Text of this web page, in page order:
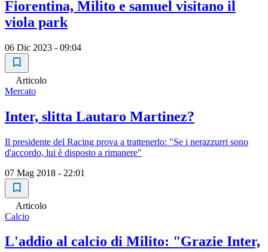
Fiorentina, Milito e samuel visitano il
viola park
06 Dic 2023 - 09:04
Articolo
Mercato
Inter, slitta Lautaro Martinez?
Il presidente del Racing prova a trattenerlo: "Se i nerazzurri sono
d'accordo, lui è disposto a rimanere"
07 Mag 2018 - 22:01
Articolo
Calcio
L'addio al calcio di Milito: "Grazie Inter,